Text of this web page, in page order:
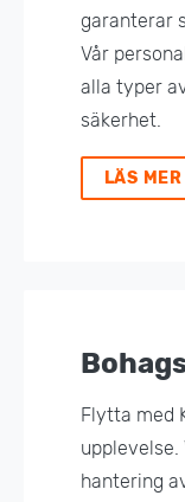
garanterar
Vår
alla typer
säkerhet.
LÄS
Flytta med
hantering